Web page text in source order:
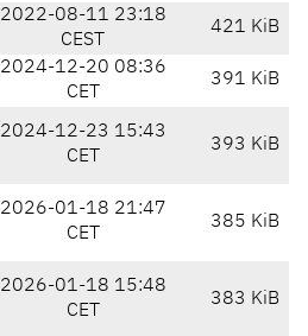
2022-08-11 23:18
CEST
421 KiB
2024-12-20 08:36
CET
391 KiB
2024-12-23 15:43
CET
393 KiB
2026-01-18 21:47
CET
385 KiB
2026-01-18 15:48
CET
383 KiB